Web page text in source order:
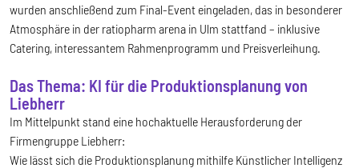
wurden anschließend zum Final-Event eingeladen, das in besonderer
Atmosphäre in der ratiopharm arena in Ulm stattfand – inklusive
Catering, interessantem Rahmenprogramm und Preisverleihung.
Das Thema: KI für die Produktionsplanung von
Liebherr
Im Mittelpunkt stand eine hochaktuelle Herausforderung der
Firmengruppe Liebherr:
Wie lässt sich die Produktionsplanung mithilfe Künstlicher Intelligenz